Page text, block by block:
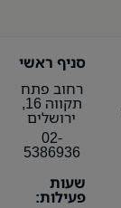
סניף ראשי
רחוב פתח
תקווה 16,
ירושלים
02-
5386936
שעות
פעילות: